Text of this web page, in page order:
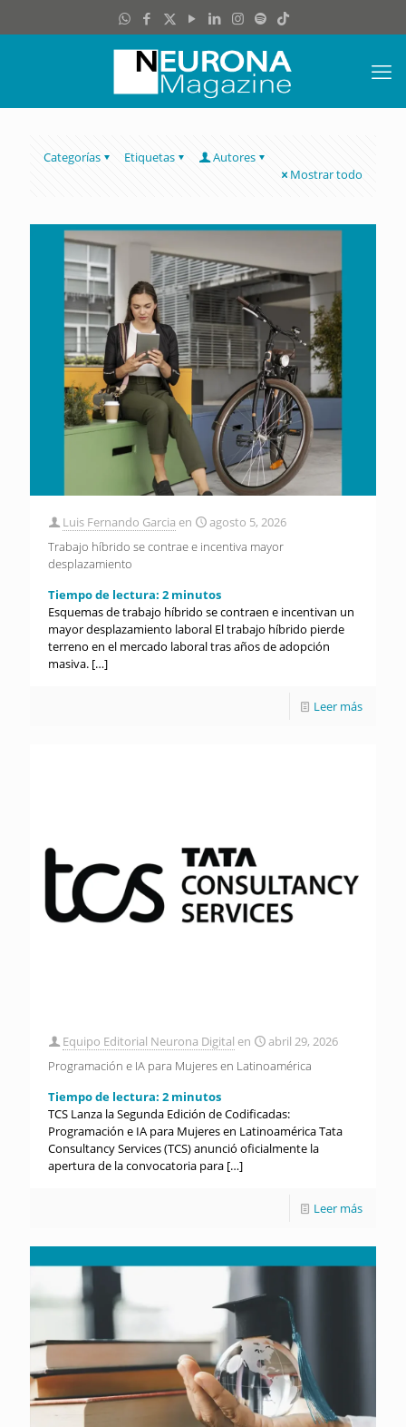
Categorías Etiquetas
Autores
Mostrar todo
Luis Fernando Garcia en
agosto 5, 2026
Trabajo híbrido se contrae e incentiva mayor
desplazamiento
Tiempo de lectura: 2 minutos
Esquemas de trabajo híbrido se contraen e incentivan un
mayor desplazamiento laboral El trabajo híbrido pierde
terreno en el mercado laboral tras años de adopción
masiva. […]
Leer más
Equipo Editorial Neurona Digital en
abril 29, 2026
Programación e IA para Mujeres en Latinoamérica
Tiempo de lectura: 2 minutos
TCS Lanza la Segunda Edición de Codificadas:
Programación e IA para Mujeres en Latinoamérica Tata
Consultancy Services (TCS) anunció oficialmente la
apertura de la convocatoria para […]
Leer más